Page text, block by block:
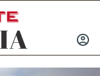
INICIAR